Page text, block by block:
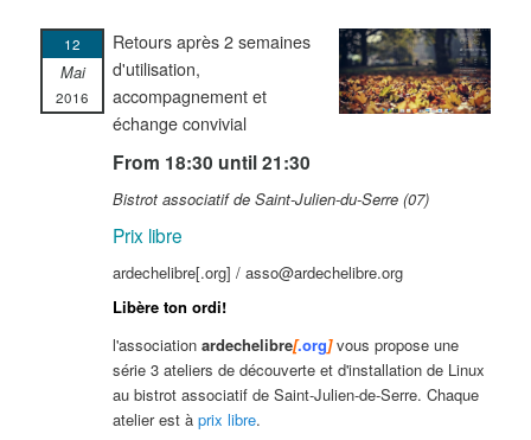
12
Mai
2016
Retours après 2 semaines
d'utilisation,
accompagnement et
échange convivial
From 18:30 until 21:30
Bistrot associatif de Saint-Julien-du-Serre (07)
Prix libre
ardechelibre[.org] / asso@ardechelibre.org
Libère ton ordi!
l'associationardechelibre[.org]vous propose une
série 3 ateliers de découverte et d'installation de Linux
au bistrot associatif de Saint-Julien-de-Serre. Chaque
atelier est àprix libre.